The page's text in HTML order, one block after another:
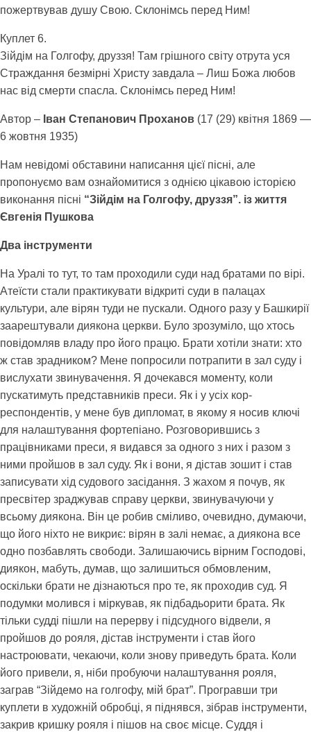
пожертвував душу Свою. Склонімсь перед Ним!
Куплет 6.
Зійдім на Голгофу, друззя! Там грішного світу отрута уся
Страждання безмірні Христу завдала – Лиш Божа любов
нас від смерти спасла. Склонімсь перед Ним!
Автор – Іван Степанович Проханов (17 (29) квітня 1869 —
6 жовтня 1935)
Нам невідомі обставини написання цієї пісні, але
пропонуємо вам ознайомитися з однією цікавою історією
виконання пісні “Зійдім на Голгофу, друззя”. із життя
Євгенія Пушкова
Два інструменти
На Уралі то тут, то там проходили суди над братами по вірі.
Атеїсти стали практикувати відкриті суди в палацах
культури, але вірян туди не пускали. Одного разу у Башкирії
заарештували диякона церкви. Було зрозуміло, що хтось
повідомляв владу про його працю. Брати хотіли знати: хто
ж став зрадником? Мене попросили потрапити в зал суду і
вислухати звинувачення. Я дочекався моменту, коли
пускатимуть представників преси. Як і у усіх кор-
респондентів, у мене був дипломат, в якому я носив ключі
для налаштування фортепіано. Розговорившись з
працівниками преси, я видався за одного з них і разом з
ними пройшов в зал суду. Як і вони, я дістав зошит і став
записувати хід судового засідання. З жахом я почув, як
пресвітер зраджував справу церкви, звинувачуючи у
всьому диякона. Він це робив сміливо, очевидно, думаючи,
що його ніхто не викриє: вірян в залі немає, а диякона все
одно позбавлять свободи. Залишаючись вірним Господові,
диякон, мабуть, думав, що залишиться обмовленим,
оскільки брати не дізнаються про те, як проходив суд. Я
подумки молився і міркував, як підбадьорити брата. Як
тільки судді пішли на перерву і підсудного відвели, я
пройшов до рояля, дістав інструменти і став його
настроювати, чекаючи, коли знову приведуть брата. Коли
його привели, я, ніби пробуючи налаштування рояля,
заграв “Зійдемо на голгофу, мій брат”. Програвши три
куплети в художній обробці, я піднявся, зібрав інструменти,
закрив кришку рояля і пішов на своє місце. Суддя і